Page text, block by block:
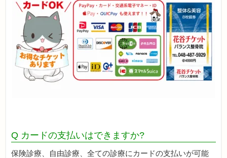
Q カードの支払いはできますか?
保険診療、自由診療、全ての診療にカードの支払いが可能